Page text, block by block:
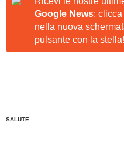
Google News:
nella nuova
pulsante con la stella!
SALUTE